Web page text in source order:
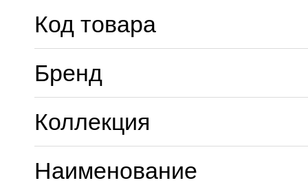
Код товара
Бренд
Коллекция
Наименование